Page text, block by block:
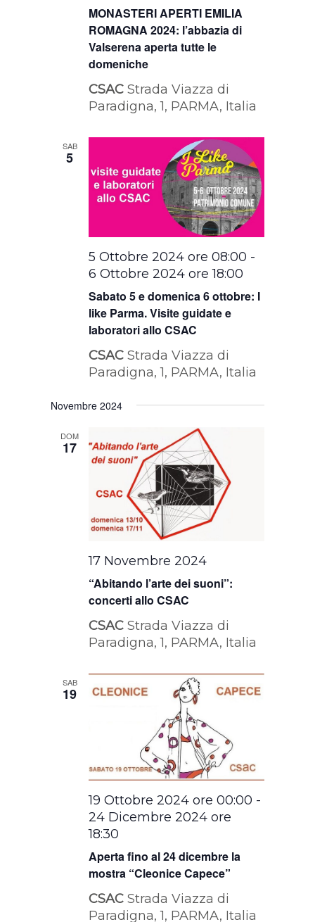
MONASTERI APERTI EMILIA
ROMAGNA 2024: l’abbazia di
Valserena aperta tutte le
domeniche
CSACStrada Viazza di
Paradigna, 1, PARMA, Italia
SAB
5
Sabato 5 e domenica 6 ottobre: I
like Parma. Visite guidate e
laboratori allo CSAC
5 Ottobre 2024 ore 08:00 -
6 Ottobre 2024 ore 18:00
CSACStrada Viazza di
Paradigna, 1, PARMA, Italia
Novembre 2024
DOM
17
“Abitando l’arte dei suoni”:
concerti allo CSAC
17 Novembre 2024
CSACStrada Viazza di
Paradigna, 1, PARMA, Italia
SAB
19
Aperta fino al 24 dicembre la
mostra “Cleonice Capece”
19 Ottobre 2024 ore 00:00 -
24 Dicembre 2024 ore
18:30
CSACStrada Viazza di
Paradigna, 1, PARMA, Italia